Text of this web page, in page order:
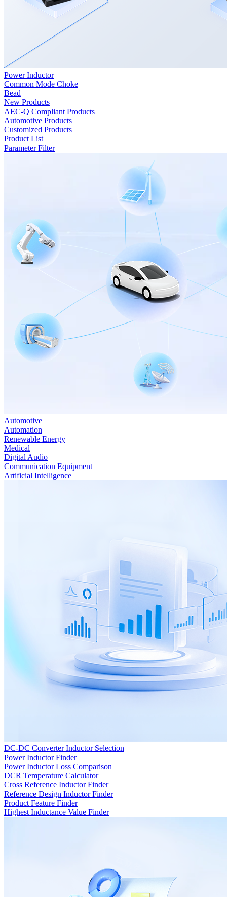
Power Inductor
Common Mode Choke
Bead
New Products
AEC-Q Compliant Products
Automotive Products
Customized Products
Product List
Parameter Filter
Automotive
Automation
Renewable Energy
Medical
Digital Audio
Communication Equipment
Artificial Intelligence
DC-DC Converter Inductor Selection
Power Inductor Finder
Power Inductor Loss Comparison
DCR Temperature Calculator
Cross Reference Inductor Finder
Reference Design Inductor Finder
Product Feature Finder
Highest Inductance Value Finder